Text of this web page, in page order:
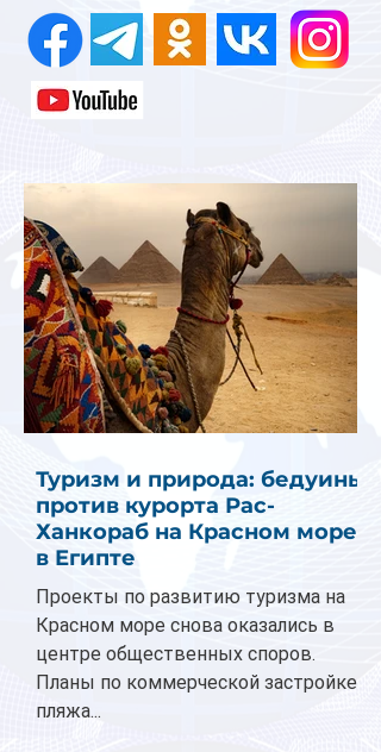
Туризм и природа: бедуины
против курорта Рас-
Ханкораб на Красном море
в Египте
Проекты по развитию туризма на
Красном море снова оказались в
центре общественных споров.
Планы по коммерческой застройке
пляжа...